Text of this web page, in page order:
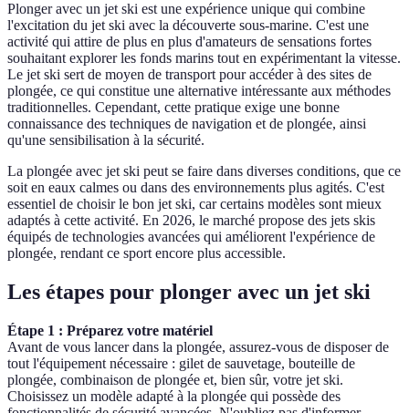
Plonger avec un jet ski est une expérience unique qui combine
l'excitation du jet ski avec la découverte sous-marine. C'est une
activité qui attire de plus en plus d'amateurs de sensations fortes
souhaitant explorer les fonds marins tout en expérimentant la vitesse.
Le jet ski sert de moyen de transport pour accéder à des sites de
plongée, ce qui constitue une alternative intéressante aux méthodes
traditionnelles. Cependant, cette pratique exige une bonne
connaissance des techniques de navigation et de plongée, ainsi
qu'une sensibilisation à la sécurité.
La plongée avec jet ski peut se faire dans diverses conditions, que ce
soit en eaux calmes ou dans des environnements plus agités. C'est
essentiel de choisir le bon jet ski, car certains modèles sont mieux
adaptés à cette activité. En 2026, le marché propose des jets skis
équipés de technologies avancées qui améliorent l'expérience de
plongée, rendant ce sport encore plus accessible.
Les étapes pour plonger avec un jet ski
Étape 1 : Préparez votre matériel
Avant de vous lancer dans la plongée, assurez-vous de disposer de
tout l'équipement nécessaire : gilet de sauvetage, bouteille de
plongée, combinaison de plongée et, bien sûr, votre jet ski.
Choisissez un modèle adapté à la plongée qui possède des